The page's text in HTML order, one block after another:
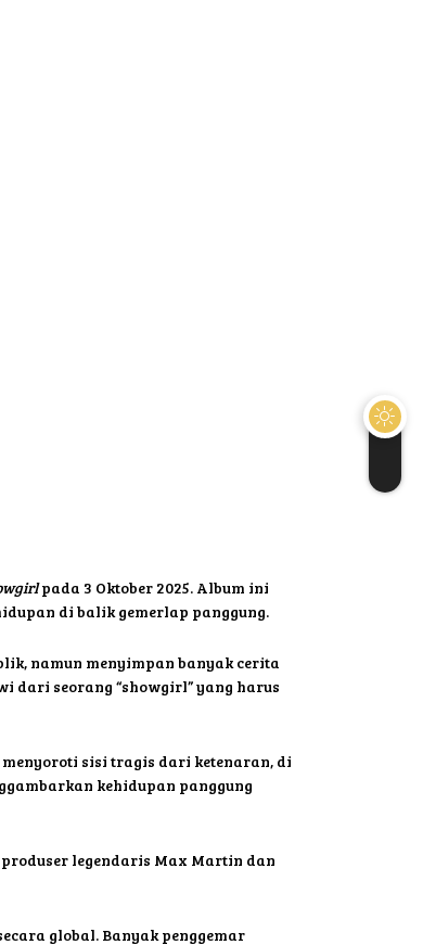
pada 3 Oktober 2025. Album ini
di balik gemerlap panggung.
namun menyimpan banyak cerita
dari seorang “showgirl” yang harus
menyoroti sisi tragis dari ketenaran, di
kehidupan panggung
legendaris Max Martin dan
global. Banyak penggemar